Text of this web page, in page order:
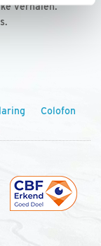
verhalen.
Colofon